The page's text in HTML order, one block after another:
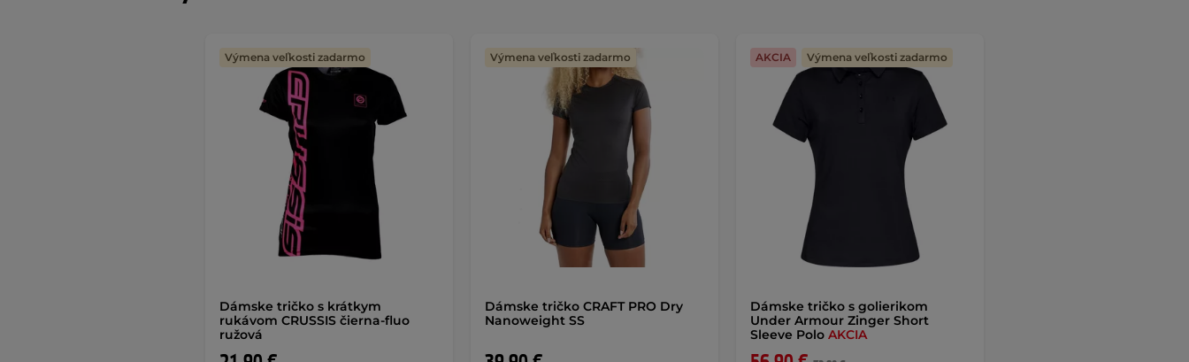
Dámske tričko s krátkym
rukávom CRUSSIS čierna-fluo
ružová
Výmena veľkosti zadarmo
Dámske tričko CRAFT PRO Dry
Nanoweight SS
Výmena veľkosti zadarmo
Dámske tričko s golierikom
Under Armour Zinger Short
Sleeve Polo AKCIA
AKCIA Výmena veľkosti zadarmo